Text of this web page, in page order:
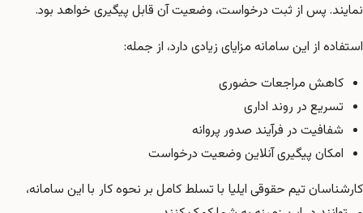
نمایند. پس از ثبت درخواست، وضعیت آن قابل پیگیری خواهد بود.
استفاده از این سامانه مزایای زیادی دارد، از جمله:
کاهش مراجعات حضوری
تسریع در روند اداری
شفافیت در فرآیند صدور پروانه
امکان پیگیری آنلاین وضعیت درخواست
کارشناسان تیم حقوقی ایلیا با تسلط کامل بر نحوه کار با این سامانه،